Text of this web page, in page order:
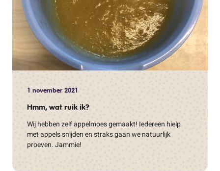
1 november 2021
Hmm, wat ruik ik?
Wij hebben zelf appelmoes gemaakt! Iedereen hielp
met appels snijden en straks gaan we natuurlijk
proeven. Jammie!